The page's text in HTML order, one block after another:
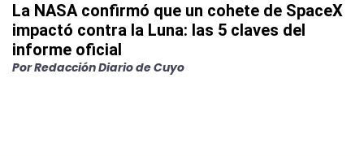
La NASA confirmó que un cohete de SpaceX
impactó contra la Luna: las 5 claves del
informe oficial
PorRedacción Diario de Cuyo